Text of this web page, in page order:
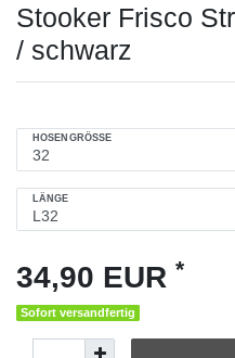
Stooker Frisco
/ schwarz
HOSENGRÖSSE
LÄNGE
34,90 EUR *
Sofort versandfertig